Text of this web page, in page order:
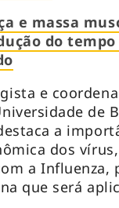
e massa
do
e
de
a
dos
a Influenza,
que será